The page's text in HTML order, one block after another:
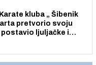
kluba „ Šibenik
pretvorio svoju
ljuljačke i